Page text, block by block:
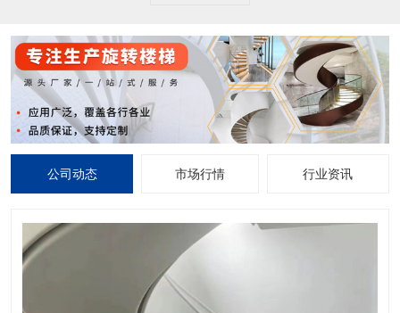
公司动态 市场行情 行业资讯